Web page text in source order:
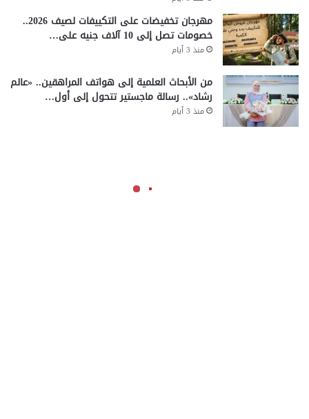
مهرجان تخفيضات على التكييفات لصيف 2026..
خصومات تصل إلى 10 آلاف جنيه على…
منذ 3 أيام
من الأبحاث العلمية إلى هواتف المراهقين.. «عالم
رشاد».. رسالة ماجستير تتحول إلى أول…
منذ 3 أيام